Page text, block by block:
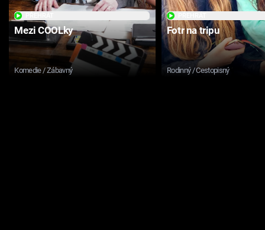
Mezi COOLky
Komedie / Zábavný
Fotr na tripu
Rodinný / Cestopisný